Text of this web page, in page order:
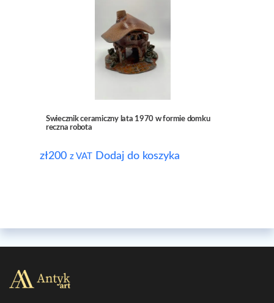
Swiecznik ceramiczny lata 1970 w formie domku
reczna robota
zł200 z VAT Dodaj do koszyka